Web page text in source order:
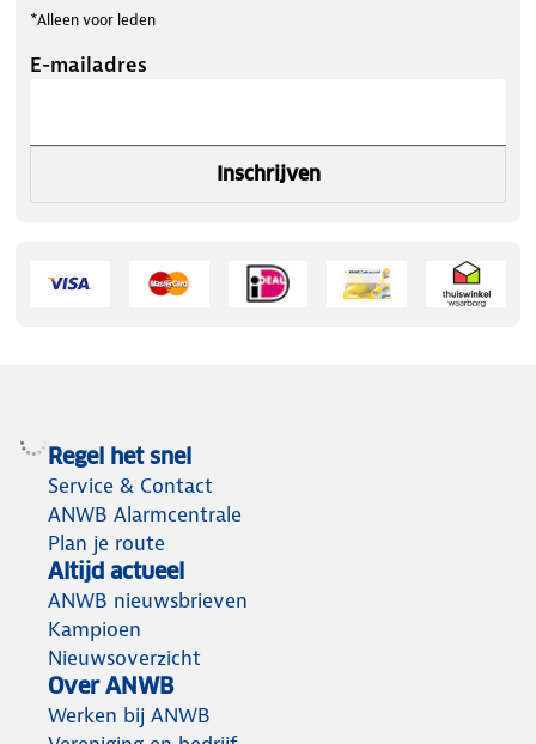
*Alleen voor leden
E-mailadres
Inschrijven
Regel het snel
Service & Contact
ANWB Alarmcentrale
Plan je route
Altijd actueel
ANWB nieuwsbrieven
Kampioen
Nieuwsoverzicht
Over ANWB
Werken bij ANWB